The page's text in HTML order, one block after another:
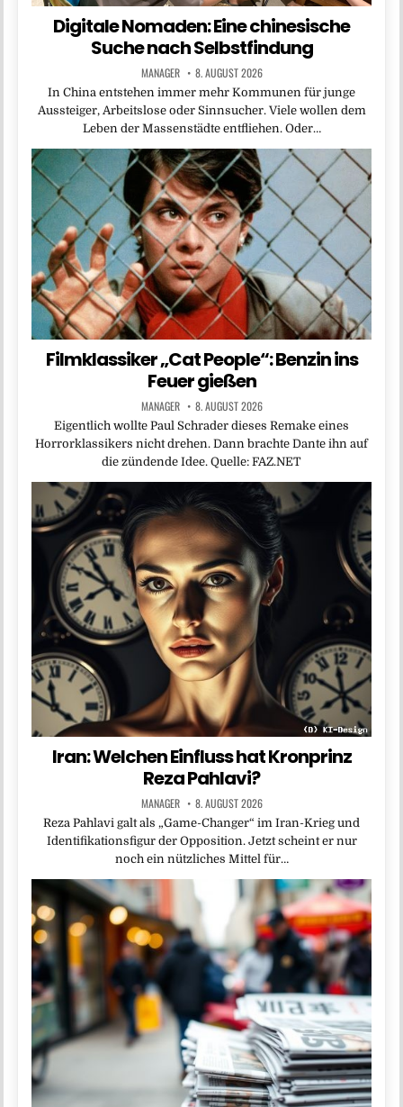
Digitale Nomaden: Eine chinesische
Suche nach Selbstfindung
MANAGER 8. AUGUST 2026
In China entstehen immer mehr Kommunen für junge
Aussteiger, Arbeitslose oder Sinnsucher. Viele wollen dem
Leben der Massenstädte entfliehen. Oder…
Filmklassiker „Cat People“: Benzin ins
Feuer gießen
MANAGER 8. AUGUST 2026
Eigentlich wollte Paul Schrader dieses Remake eines
Horrorklassikers nicht drehen. Dann brachte Dante ihn auf
die zündende Idee. Quelle: FAZ.NET
Iran: Welchen Einfluss hat Kronprinz
Reza Pahlavi?
MANAGER 8. AUGUST 2026
Reza Pahlavi galt als „Game-Changer“ im Iran-Krieg und
Identifikationsfigur der Opposition. Jetzt scheint er nur
noch ein nützliches Mittel für…